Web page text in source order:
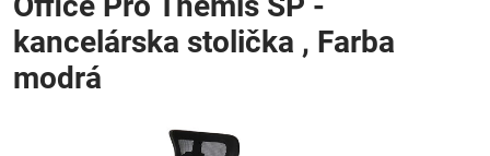
kancelárska stolička , Farba
modrá